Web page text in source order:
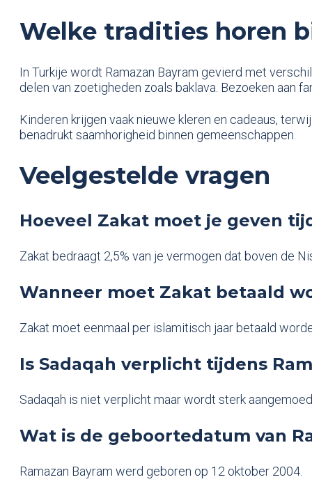
Welke tradities horen
In Turkije wordt Ramazan Bayram gevierd met
delen van zoetigheden zoals baklava. Bezoeken aan
Kinderen krijgen vaak nieuwe kleren en cadeaus,
benadrukt saamhorigheid binnen gemeenschappen.
Veelgestelde vragen
Hoeveel Zakat moet je geven
Zakat bedraagt 2,5% van je vermogen dat boven de
Wanneer moet Zakat betaald
Zakat moet eenmaal per islamitisch jaar betaald
Is Sadaqah verplicht tijdens
Sadaqah is niet verplicht maar wordt sterk
Wat is de geboortedatum van
Ramazan Bayram werd geboren op 12 oktober 2004.